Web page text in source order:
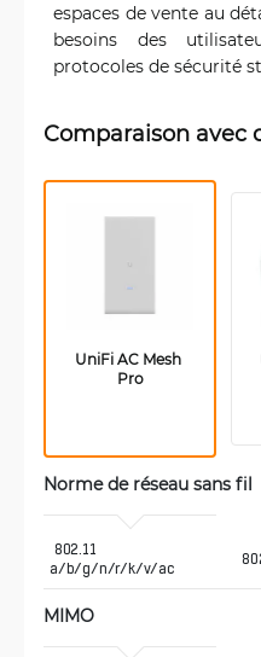
espaces de vente au
besoins des
protocoles de sécurité
Comparaison avec
UniFi AC Mesh
Pro
Norme de réseau sans fil
a/b/g/n/r/k/v/ac
MIMO